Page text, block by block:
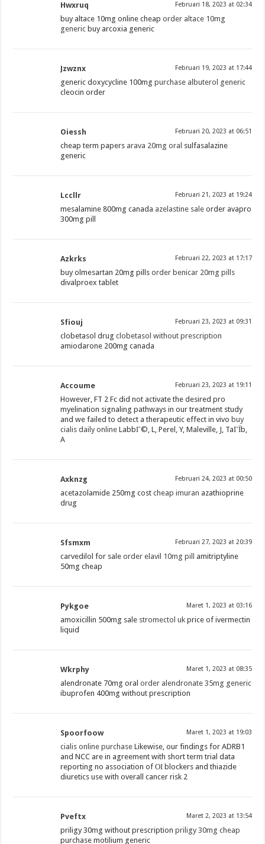
Hwxruq Februari 18, 2023 at 02:34
buy altace 10mg online cheaporder altace 10mg
generic buy arcoxia generic
Jzwznx Februari 19, 2023 at 17:44
generic doxycycline 100mgpurchase albuterol generic
cleocin order
Oiessh Februari 20, 2023 at 06:51
cheap term papers arava 20mg oral sulfasalazine
generic
Lccllr Februari 21, 2023 at 19:24
mesalamine 800mg canada azelastine sale order avapro
300mg pill
Azkrks Februari 22, 2023 at 17:17
buy olmesartan 20mg pillsorder benicar 20mg pills
divalproex tablet
Sfiouj Februari 23, 2023 at 09:31
clobetasol drugclobetasol without prescription
amiodarone 200mg canada
Accoume Februari 23, 2023 at 19:11
However, FT 2 Fc did not activate the desired pro
myelination signaling pathways in our treatment study
and we failed to detect a therapeutic effect in vivo buy
cialis daily online LabbГ©, L, Perel, Y, Maleville, J, TaГЇb,
A
Axknzg Februari 24, 2023 at 00:50
acetazolamide 250mg costcheap imuran azathioprine
drug
Sfsmxm Februari 27, 2023 at 20:39
carvedilol for saleorder elavil 10mg pill
amitriptyline
50mg cheap
Pykgoe Maret 1, 2023 at 03:16
amoxicillin 500mg sale stromectol uk price of ivermectin
liquid
Wkrphy Maret 1, 2023 at 08:35
alendronate 70mg oralorder alendronate 35mg generic
ibuprofen 400mg without prescription
Spoorfoow Maret 1, 2023 at 19:03
cialis online purchase Likewise, our findings for ADRB1
and NCC are in agreement with short term trial data
reporting no association of ОІ blockers and thiazide
diuretics use with overall cancer risk 2
Pveftx Maret 2, 2023 at 13:54
priligy 30mg without prescriptionpriligy 30mg cheap
purchase motilium generic